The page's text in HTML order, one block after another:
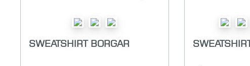
SWEATSHIRT BORGAR